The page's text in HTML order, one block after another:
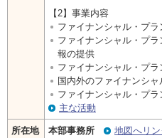
【2】事業内容
ファイナンシャル・プ
ファイナンシャル・プ
報の提供
ファイナンシャル・プ
国内外のファイナンシ
ファイナンシャル・プ
主な活動
所在地
本部事務所
地図へリン